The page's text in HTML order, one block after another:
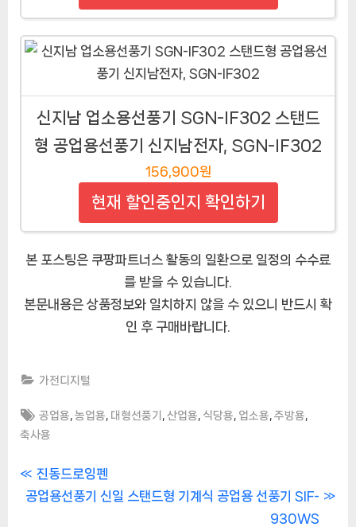
신지남 업소용선풍기 SGN-IF302 스탠드
형 공업용선풍기 신지남전자, SGN-IF302
156,900원
현재 할인중인지 확인하기
본 포스팅은 쿠팡파트너스 활동의 일환으로 일정의 수수료
를 받을 수 있습니다.
본문내용은 상품정보와 일치하지 않을 수 있으니 반드시 확
인 후 구매바랍니다.
가전디지털
Tags:
공업용 ,농업용 대형선풍기 ,산업용 식당용 업소용 ,주방용
축사용
글P
r
진동드로잉펜
N
공업용선풍기 신일 스탠드형 기계식 공업용 선풍기 SIF-
930WS